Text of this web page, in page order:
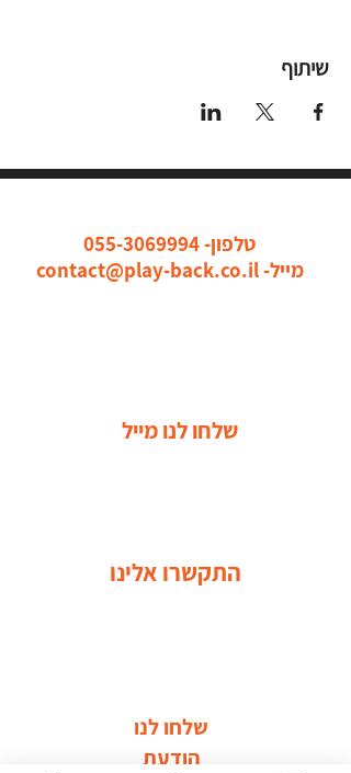
שיתוף
טלפון-055-3069994
מייל-contact@play-back.co.il
שלחו לנו מייל
התקשרו אלינו
שלחו לנו
הודעת